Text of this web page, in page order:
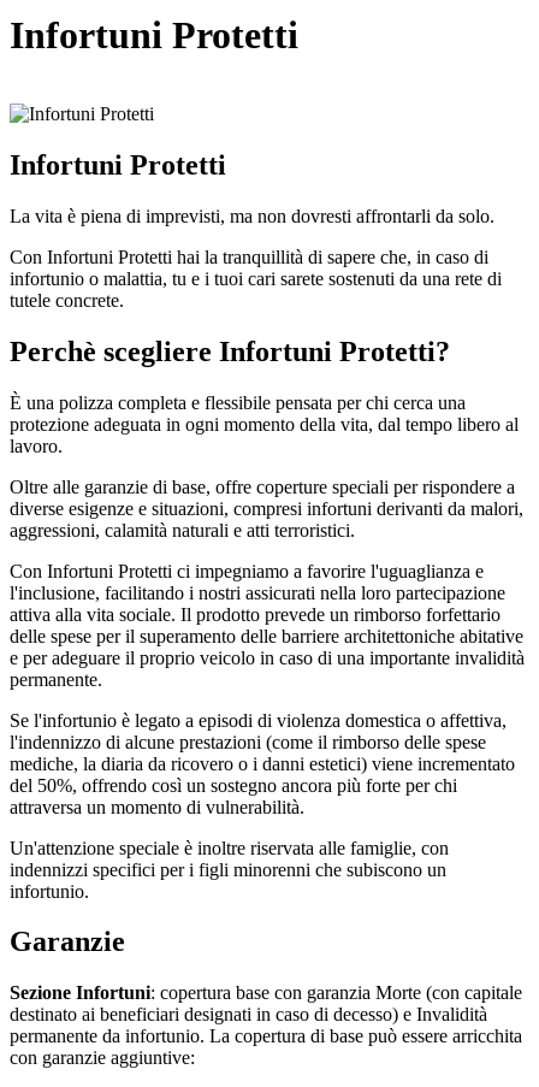
Infortuni Protetti
Infortuni Protetti
La vita è piena di imprevisti, ma non dovresti affrontarli da solo.
Con Infortuni Protetti hai la tranquillità di sapere che, in caso di
infortunio o malattia, tu e i tuoi cari sarete sostenuti da una rete di
tutele concrete.
Perchè scegliere Infortuni Protetti?
È una polizza completa e flessibile pensata per chi cerca una
protezione adeguata in ogni momento della vita, dal tempo libero al
lavoro.
Oltre alle garanzie di base, offre coperture speciali per rispondere a
diverse esigenze e situazioni, compresi infortuni derivanti da malori,
aggressioni, calamità naturali e atti terroristici.
Con Infortuni Protetti ci impegniamo a favorire l'uguaglianza e
l'inclusione, facilitando i nostri assicurati nella loro partecipazione
attiva alla vita sociale. Il prodotto prevede un rimborso forfettario
delle spese per il superamento delle barriere architettoniche abitative
e per adeguare il proprio veicolo in caso di una importante invalidità
permanente.
Se l'infortunio è legato a episodi di violenza domestica o affettiva,
l'indennizzo di alcune prestazioni (come il rimborso delle spese
mediche, la diaria da ricovero o i danni estetici) viene incrementato
del 50%, offrendo così un sostegno ancora più forte per chi
attraversa un momento di vulnerabilità.
Un'attenzione speciale è inoltre riservata alle famiglie, con
indennizzi specifici per i figli minorenni che subiscono un
infortunio.
Garanzie
Sezione Infortuni: copertura base con garanzia Morte (con capitale
destinato ai beneficiari designati in caso di decesso) e Invalidità
permanente da infortunio. La copertura di base può essere arricchita
con garanzie aggiuntive: